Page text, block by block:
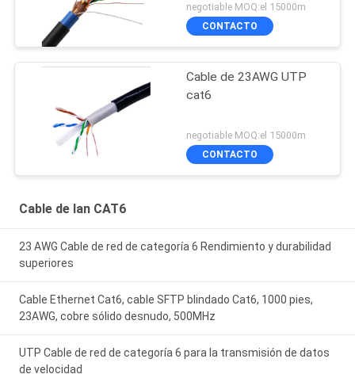
negotiable MOQ:el 15000m
CONTACTO
Cable de 23AWG UTP
cat6
negotiable MOQ:el 15000m
CONTACTO
Cable de lan CAT6
23 AWG Cable de red de categoría 6 Rendimiento y durabilidad
superiores
Cable Ethernet Cat6, cable SFTP blindado Cat6, 1000 pies,
23AWG, cobre sólido desnudo, 500MHz
UTP Cable de red de categoría 6 para la transmisión de datos
de velocidad